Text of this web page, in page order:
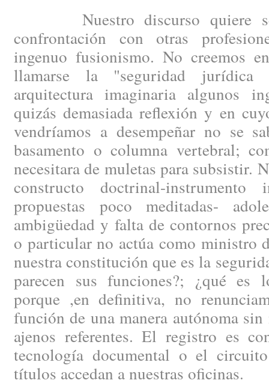
Nuestro discurso quiere
confrontación con otras
ingenuo fusionismo. No creemos
llamarse la "seguridad jurídica
arquitectura imaginaria algunos
quizás demasiada reflexión y en
vendríamos a desempeñar no se
basamento o columna vertebral;
necesitara de muletas para subsistir.
constructo doctrinal-instrumento
propuestas poco meditadas-
ambigüedad y falta de contornos
o particular no actúa como ministro
nuestra constitución que es la
parecen sus funciones?; ¿qué
porque ,en definitiva, no
función de una manera autónoma
ajenos referentes. El registro es
tecnología documental o el
títulos accedan a nuestras oficinas.